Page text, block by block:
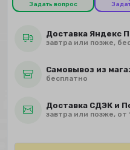
Задать вопрос
Доставка Яндекс
завтра или позже,
Самовывоз из
бесплатно
Доставка СДЭК и
завтра или позже, от